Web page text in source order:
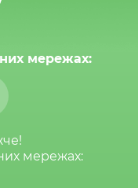
мережах:
мережах: